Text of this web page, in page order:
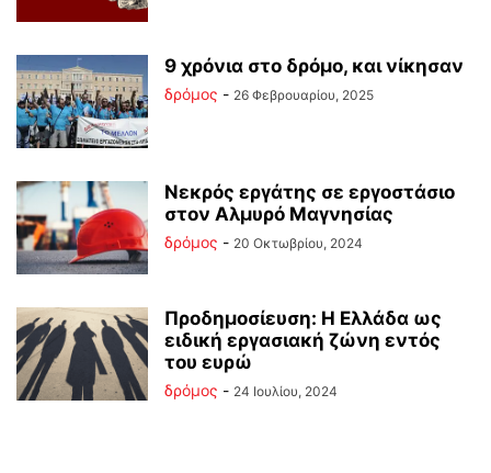
9 χρόνια στο δρόμο, και νίκησαν
δρόμος - 26 Φεβρουαρίου, 2025
Νεκρός εργάτης σε εργοστάσιο
στον Αλμυρό Μαγνησίας
δρόμος - 20 Οκτωβρίου, 2024
Προδημοσίευση: Η Ελλάδα ως
ειδική εργασιακή ζώνη εντός
του ευρώ
δρόμος - 24 Ιουλίου, 2024